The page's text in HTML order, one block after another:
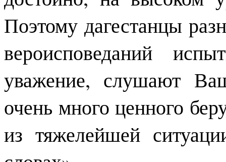
Поэтому дагестанцы
вероисповеданий
уважение, слушают
очень много ценного
из тяжелейшей